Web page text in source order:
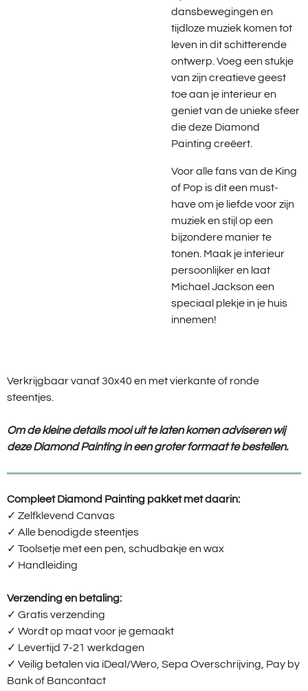
dansbewegingen en
tijdloze muziek komen tot
leven in dit schitterende
ontwerp. Voeg een stukje
van zijn creatieve geest
toe aan je interieur en
geniet van de unieke sfeer
die deze Diamond
Painting creëert.
Voor alle fans van de King
of Pop is dit een must-
have om je liefde voor zijn
muziek en stijl op een
bijzondere manier te
tonen. Maak je interieur
persoonlijker en laat
Michael Jackson een
speciaal plekje in je huis
innemen!
Verkrijgbaar vanaf 30x40 en met vierkante of ronde
steentjes.
Om de kleine details mooi uit te laten komen adviseren wij
deze Diamond Painting in een groter formaat te bestellen.
Compleet Diamond Painting pakket met daarin:
✓ Zelfklevend Canvas
✓ Alle benodigde steentjes
✓ Toolsetje met een pen, schudbakje en wax
✓ Handleiding
Verzending en betaling:
✓ Gratis verzending
✓ Wordt op maat voor je gemaakt
✓ Levertijd 7-21 werkdagen
✓ Veilig betalen via iDeal/Wero, Sepa Overschrijving, Pay by
Bank of Bancontact